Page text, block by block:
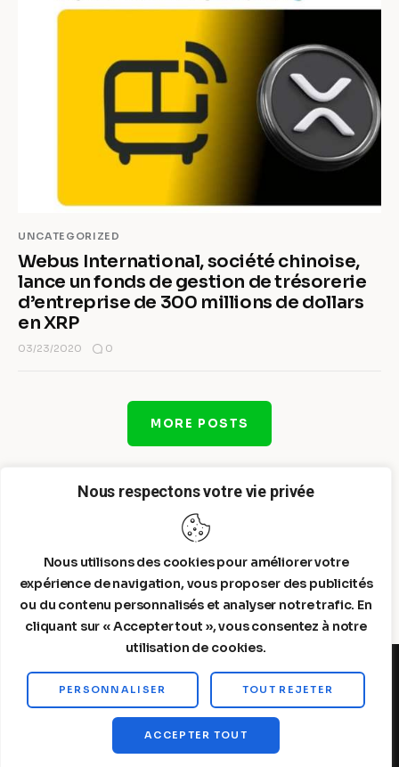
Nous respectons votre vie privée
Nous utilisons des cookies pour améliorer votre
expérience de navigation, vous proposer des publicités
ou du contenu personnalisés et analyser notre trafic. En
cliquant sur « Accepter tout », vous consentez à notre
utilisation de cookies.
PERSONNALISER TOUT REJETER
ACCEPTER TOUT
UNCATEGORIZED
Webus International, société chinoise,
lance un fonds de gestion de trésorerie
d’entreprise de 300 millions de dollars
en XRP
03/23/2020 0
MORE POSTS
Steelldy© 2026. All Rights Reserved.